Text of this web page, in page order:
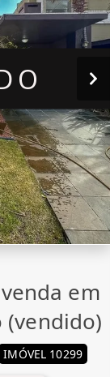
em
(vendido)
IMÓVEL 10299